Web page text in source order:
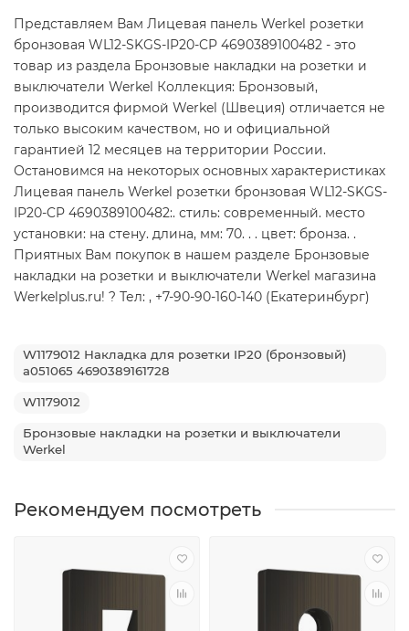
Представляем Вам Лицевая панель Werkel розетки
бронзовая WL12-SKGS-IP20-CP 4690389100482 - это
товар из раздела Бронзовые накладки на розетки и
выключатели Werkel Коллекция: Бронзовый,
производится фирмой Werkel (Швеция) отличается не
только высоким качеством, но и официальной
гарантией 12 месяцев на территории России.
Остановимся на некоторых основных характеристиках
Лицевая панель Werkel розетки бронзовая WL12-SKGS-
IP20-CP 4690389100482:. стиль: современный. место
установки: на стену. длина, мм: 70. . . цвет: бронза. .
Приятных Вам покупок в нашем разделе Бронзовые
накладки на розетки и выключатели Werkel магазина
Werkelplus.ru! ? Тел: , +7-90-90-160-140 (Екатеринбург)
W1179012 Накладка для розетки IP20 (бронзовый)
a051065 4690389161728
W1179012
Бронзовые накладки на розетки и выключатели
Werkel
Рекомендуем посмотреть